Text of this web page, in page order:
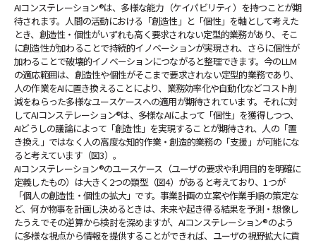
AIコンステレーション®は、多様な能力（ケイパビリティ）を持つことが期
待されます。人間の活動における「創造性」と「個性」を軸として考えた
とき、創造性・個性がいずれも高く要求されない定型的業務があり、そこ
に創造性が加わることで持続的イノベーションが実現され、さらに個性が
加わることで破壊的イノベーションにつながると整理できます。今のLLM
の適応範囲は、創造性や個性がそこまで要求されない定型的業務であり、
人の作業をAIに置き換えることにより、業務効率化や自動化などコスト削
減をねらった多様なユースケースへの適用が期待されています。それに対
してAIコンステレーション®は、多様なAIによって「個性」を獲得しつつ、
AIどうしの議論によって「創造性」を実現することが期待され、人の「置
き換え」ではなく人の高度な知的作業・創造的業務の「支援」が可能にな
ると考えています（図3）。
AIコンステレーション®のユースケース（ユーザの要求や利用目的を明確に
定義したもの）は大きく2つの類型（図4）があると考えており、1つが
「個人の創造性・個性の拡大」です。事業計画の立案や作業手順の策定な
ど、何か物事を計画し決めるときは、未来や起き得る結果を予測・想像し
たうえでその逆算から検討を深めますが、AIコンステレーション®のよう
に多様な視点から情報を提供することができれば、ユーザの視野拡大に貢